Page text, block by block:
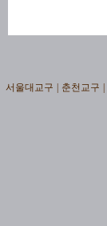
서울대교구 춘천교구